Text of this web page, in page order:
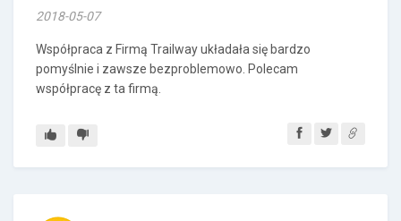
2018-05-07
Współpraca z Firmą Trailway układała się bardzo
pomyślnie i zawsze bezproblemowo. Polecam
współpracę z ta firmą.